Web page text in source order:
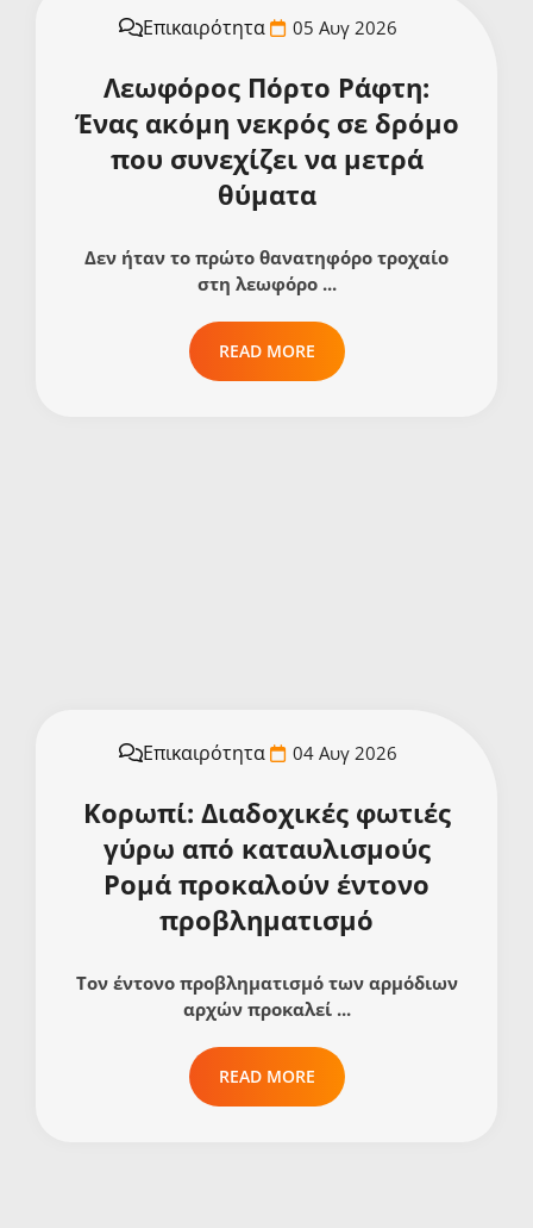
Επικαιρότητα 05 Αυγ 2026
Λεωφόρος Πόρτο Ράφτη:
Ένας ακόμη νεκρός σε δρόμο
που συνεχίζει να μετρά
θύματα
Δεν ήταν το πρώτο θανατηφόρο τροχαίο
στη λεωφόρο ...
READ MORE
Επικαιρότητα 04 Αυγ 2026
Κορωπί: Διαδοχικές φωτιές
γύρω από καταυλισμούς
Ρομά προκαλούν έντονο
προβληματισμό
Τον έντονο προβληματισμό των αρμόδιων
αρχών προκαλεί ...
READ MORE